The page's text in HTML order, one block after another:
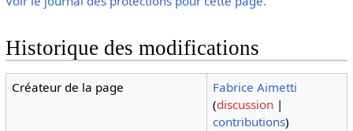
Historique des modifications
Créateur de la page
Fabrice Aimetti
(discussion |
contributions)